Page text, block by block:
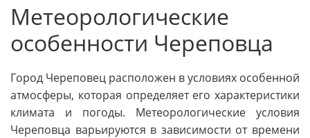
Метеорологические
особенности Череповца
Город Череповец расположен в условиях особенной
атмосферы, которая определяет его характеристики
климата и погоды. Метеорологические условия
Череповца варьируются в зависимости от времени